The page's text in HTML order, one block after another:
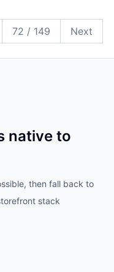
72 / 149 Next18
19
20
21
22
23
24
25
26
27
28
29
30
31
32
33
34
35
36
37
38
39
40
41
42
43
44
45
46
47
48
49
50
51
52
53
54
55
56
57
58
59
60
61
62
63
64
65
66
67
68
69
70
87
88
89
90
91
92
93
94
95
96
97
98
99
100
101
102
103
104
105
106
107
108
109
110
111
112
113
114
115
116
117
118
119
120
121
122
123
124
125
126
127
128
129
130
131
132
133
134
135
136
137
138
139
140
141
142
143
144
145
146
147
148
149
native to
then fall back to
stack